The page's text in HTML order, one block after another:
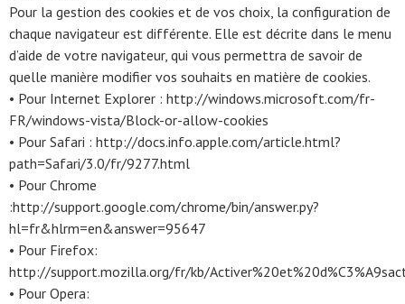
Pour la gestion des cookies et de vos choix, la configuration de
chaque navigateur est différente. Elle est décrite dans le menu
d’aide de votre navigateur, qui vous permettra de savoir de
quelle manière modifier vos souhaits en matière de cookies.
• Pour Internet Explorer : http://windows.microsoft.com/fr-
FR/windows-vista/Block-or-allow-cookies
• Pour Safari : http://docs.info.apple.com/article.html?
path=Safari/3.0/fr/9277.html
• Pour Chrome
:http://support.google.com/chrome/bin/answer.py?
hl=fr&hlrm=en&answer=95647
• Pour Firefox:
http://support.mozilla.org/fr/kb/
• Pour Opera: